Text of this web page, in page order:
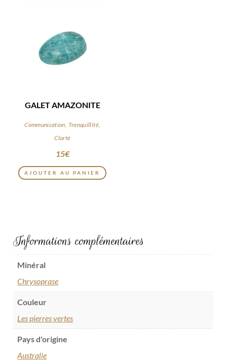
GALET AMAZONITE
Communication, Tranquillité,
Clarté
15€
AJOUTER AU PANIER
Informations complémentaires
Minéral
Chrysoprase
Couleur
Les pierres vertes
Pays d'origine
Australie